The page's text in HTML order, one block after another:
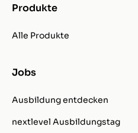
Produkte
Alle Produkte
Jobs
Ausbildung entdecken
nextlevel Ausbildungstag